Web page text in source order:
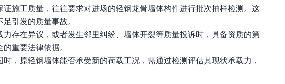
施工质量，往往要求对进场的轻钢龙骨墙体构件进行批次抽样检测。这
引发的质量事故。
存在异议，或者发生邻里纠纷、墙体开裂等质量投诉时，具备资质的第
重要法律依据。
，原轻钢墙体能否承受新的荷载工况，需通过检测评估其现状承载力，